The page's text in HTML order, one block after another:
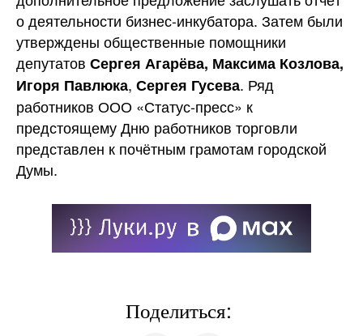
о деятельности бизнес-инкубатора. Затем были
утверждены общественные помощники
депутатов Сергея Агарёва, Максима Козлова,
Игоря Павлюка, Сергея Гусева. Ряд
работников ООО «Статус-пресс» к
предстоящему Дню работников торговли
представлен к почётным грамотам городской
Думы.
Поделиться: